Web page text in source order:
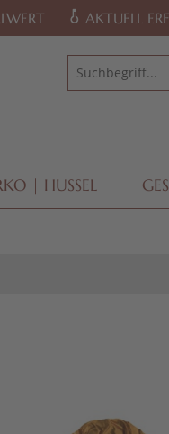
AKTUELL
| HUSSEL